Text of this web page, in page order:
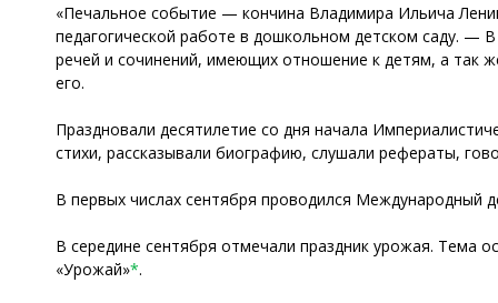
«Печальное событие — кончина Владимира Ильича
педагогической работе в дошкольном детском саду. —
речей и сочинений, имеющих отношение к детям, а так
его.
Праздновали десятилетие со дня начала
стихи, рассказывали биографию, слушали рефераты,
В первых числах сентября проводился Международный
В середине сентября отмечали праздник урожая. Тема
«Урожай»*.